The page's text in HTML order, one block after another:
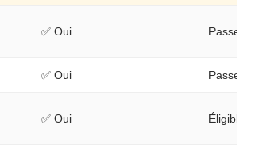
✅ Oui
✅ Oui
✅ Oui Éligible